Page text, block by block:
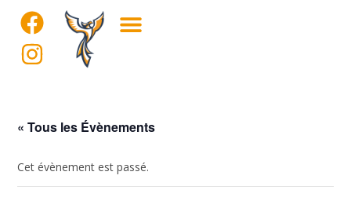
« Tous les Évènements
Cet évènement est passé.